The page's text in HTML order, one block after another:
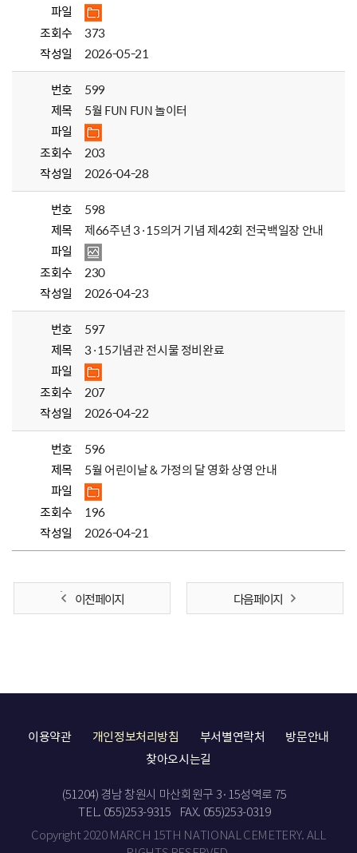
파일
조회수
373
작성일
2026-05-21
번호
599
제목
5월 FUN FUN 놀이터
파일
조회수
203
작성일
2026-04-28
번호
598
제목
제66주년 3·15의거 기념 제42회 전국백일장 안내
파일
조회수
230
작성일
2026-04-23
번호
597
제목
3·15기념관 전시물 정비완료
파일
조회수
207
작성일
2026-04-22
번호
596
제목
5월 어린이날 & 가정의 달 영화 상영 안내
파일
조회수
196
작성일
2026-04-21
이전 페이지 다음 페이지
이용약관 개인정보처리방침 부서별연락처
방문안내
찾아오시는길
(51204) 경남 창원시 마산회원구 3·15성역로 75
TEL. 055)253-9315
FAX. 055)253-0319
Copyright 2020 MARCH 15TH NATIONAL CEMETERY. ALL